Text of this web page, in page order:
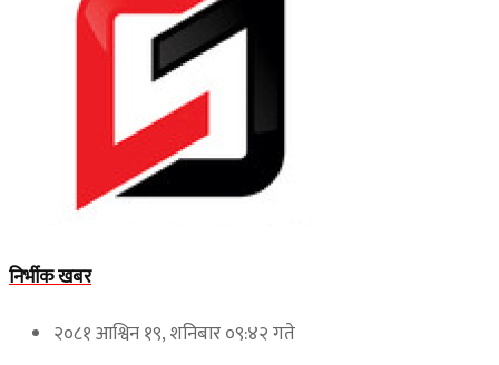
निर्भीक खबर
२०८१ आश्विन १९, शनिबार ०९:४२ गते